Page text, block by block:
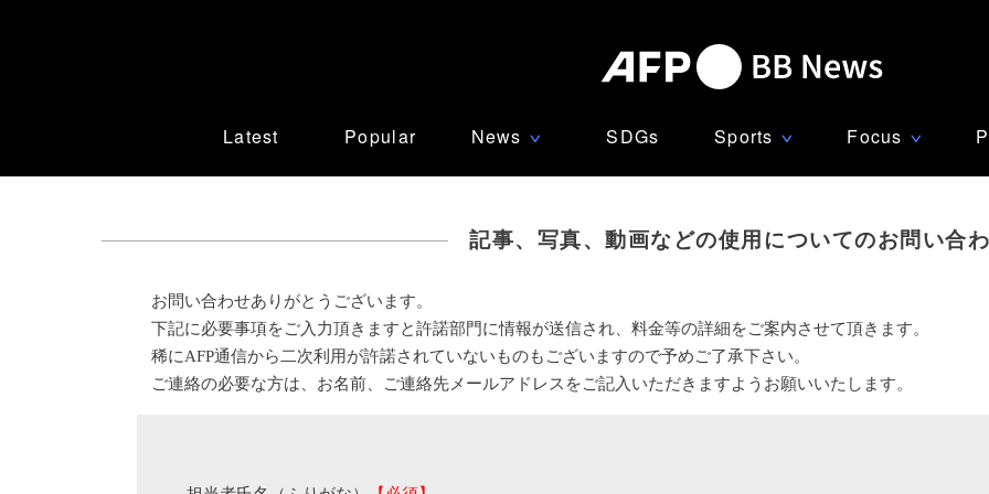
Latest Popular News ∨ SDGs Sports ∨ Focus ∨
記事、写真、動画などの使用についてのお問い合
お問い合わせありがとうございます。
下記に必要事項をご入力頂きますと許諾部門に情報が送信され、料金等の詳細をご案内させて頂きます。
稀にAFP通信から二次利用が許諾されていないものもございますので予めご了承下さい。
ご連絡の必要な方は、お名前、ご連絡先メールアドレスをご記入いただきますようお願いいたします。